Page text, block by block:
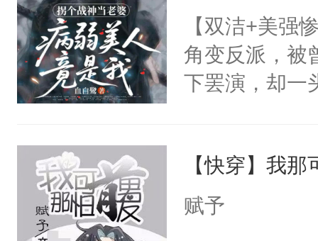
会给大师兄
现言烬就站在
静。这一世，
才任由受自
中有穿越者！
了。”祁砚清
死。”.祁砚清
什么不能是他
次死都不想
谁？”“楚星
以朝的注视
了，最后一次
【双洁+美强
角变反派，被
下罢演，却一
越不对劲。
宣布：“从今
【快穿】我
赋予